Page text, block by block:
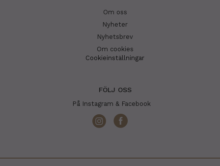
Om oss
Nyheter
Nyhetsbrev
Om cookies
Cookieinställningar
FÖLJ OSS
På Instagram & Facebook